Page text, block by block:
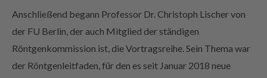
Anschließend begann Professor Dr. Christoph Lischer von
der FU Berlin, der auch Mitglied der ständigen
Röntgenkommission ist, die Vortragsreihe. Sein Thema war
der Röntgenleitfaden, für den es seit Januar 2018 neue